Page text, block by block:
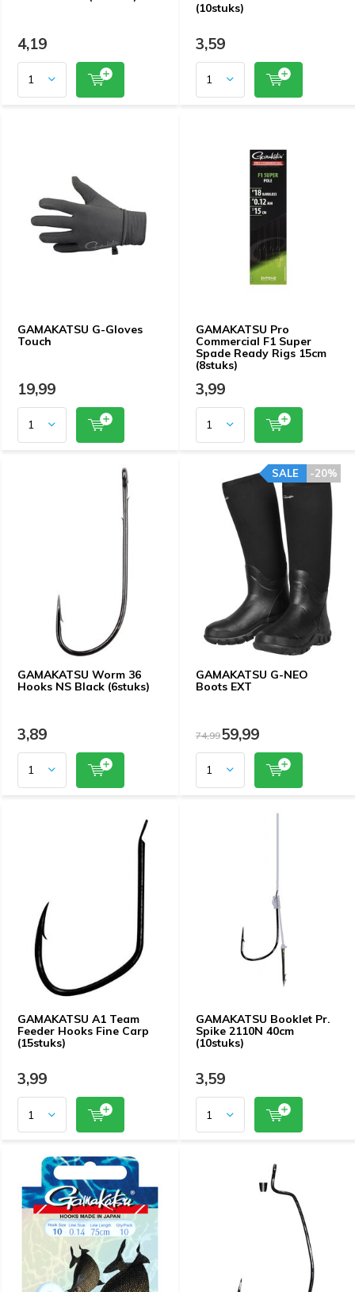
4,19
(10stuks)
3,59
GAMAKATSU G-Gloves
Touch
19,99
GAMAKATSU Pro
Commercial F1 Super
Spade Ready Rigs 15cm
(8stuks)
3,99
GAMAKATSU Worm 36
Hooks NS Black (6stuks)
3,89
GAMAKATSU G-NEO
Boots EXT
-20%
SALE
74,9959,99
GAMAKATSU A1 Team
Feeder Hooks Fine Carp
(15stuks)
3,99
GAMAKATSU Booklet Pr.
Spike 2110N 40cm
(10stuks)
3,59